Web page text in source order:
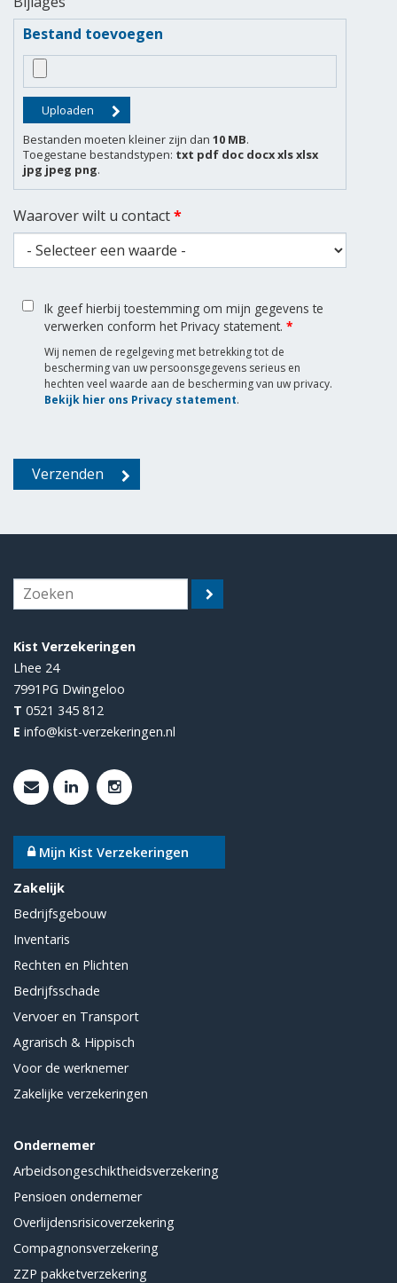
Bestand toevoegen
Bestanden moeten kleiner zijn dan 10 MB.
Toegestane bestandstypen: txt pdf doc docx xls xlsx
jpg jpeg png.
Waarover wilt u contact*
Ik geef hierbij toestemming om mijn gegevens te
verwerken conform het Privacy statement. *
Wij nemen de regelgeving met betrekking tot de
bescherming van uw persoonsgegevens serieus en
hechten veel waarde aan de bescherming van uw privacy.
Bekijk hier ons Privacy statement.
Kist Verzekeringen
Lhee 24
7991PG Dwingeloo
T 0521 345 812
E info@kist-verzekeringen.nl
Mijn Kist Verzekeringen
Zakelijk
Bedrijfsgebouw
Inventaris
Rechten en Plichten
Bedrijfsschade
Vervoer en Transport
Agrarisch & Hippisch
Voor de werknemer
Zakelijke verzekeringen
Ondernemer
Arbeidsongeschiktheidsverzekering
Pensioen ondernemer
Overlijdensrisicoverzekering
Compagnonsverzekering
ZZP pakketverzekering